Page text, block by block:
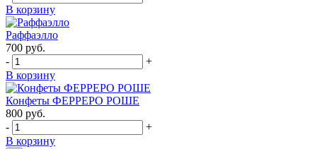
В корзину
Раффаэлло
700 руб.
-
+
В корзину
Конфеты ФЕРРЕРО РОШЕ
800 руб.
-
+
В корзину